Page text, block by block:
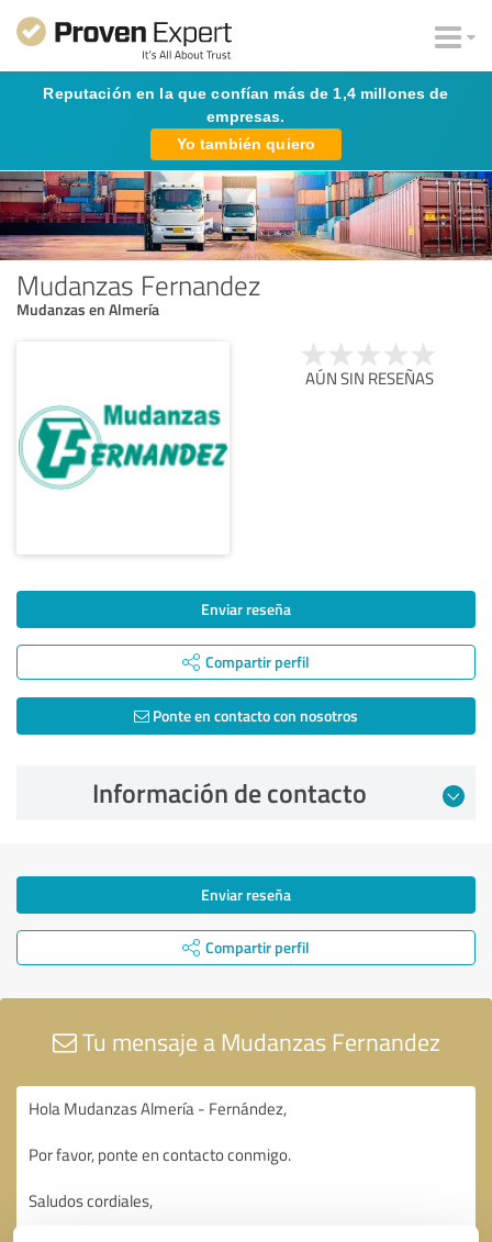
Reputación en la que confían más de 1,4 millones de
empresas.
Yo también quiero
Mudanzas Fernandez
Mudanzas en Almería
AÚN SIN RESEÑAS
Enviar reseña
Compartir perfil
Ponte en contacto con nosotros
Información de contacto
Enviar reseña
Compartir perfil
Tu mensaje a Mudanzas Fernandez